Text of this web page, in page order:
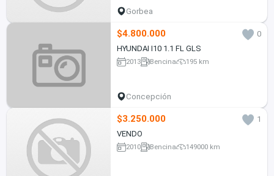
Gorbea
$4.800.000
0
HYUNDAI I10 1.1 FL GLS
2013 Bencina 195 km
Concepción
$3.250.000
1
VENDO
2010 Bencina 149000 km